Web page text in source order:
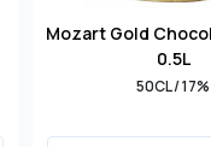
Mozart Gold
0.5L
50CL / 17%